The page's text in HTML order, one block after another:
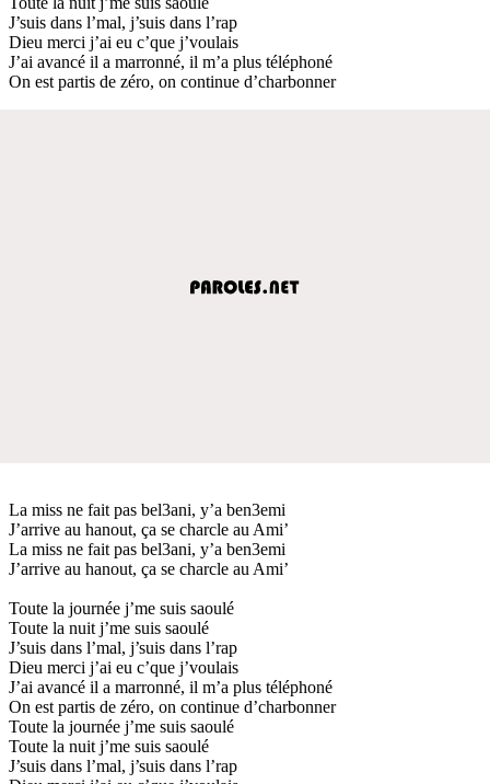
J’suis dans l’mal, j’suis dans l’rap
Dieu merci j’ai eu c’que j’voulais
J’ai avancé il a marronné, il m’a plus téléphoné
On est partis de zéro, on continue d’charbonner
La miss ne fait pas bel3ani, y’a ben3emi
J’arrive au hanout, ça se charcle au Ami’
La miss ne fait pas bel3ani, y’a ben3emi
J’arrive au hanout, ça se charcle au Ami’
Toute la journée j’me suis saoulé
Toute la nuit j’me suis saoulé
J’suis dans l’mal, j’suis dans l’rap
Dieu merci j’ai eu c’que j’voulais
J’ai avancé il a marronné, il m’a plus téléphoné
On est partis de zéro, on continue d’charbonner
Toute la journée j’me suis saoulé
Toute la nuit j’me suis saoulé
J’suis dans l’mal, j’suis dans l’rap